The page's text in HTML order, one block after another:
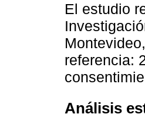
El estudio
referencia:
Análisis